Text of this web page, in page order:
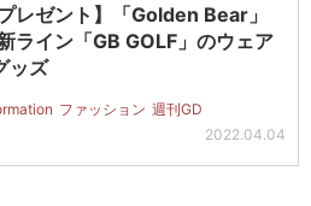
プレゼント】「Golden Bear」
ライン「GB GOLF」のウェア
ッズ
ファッション 週刊GD
2022.04.04